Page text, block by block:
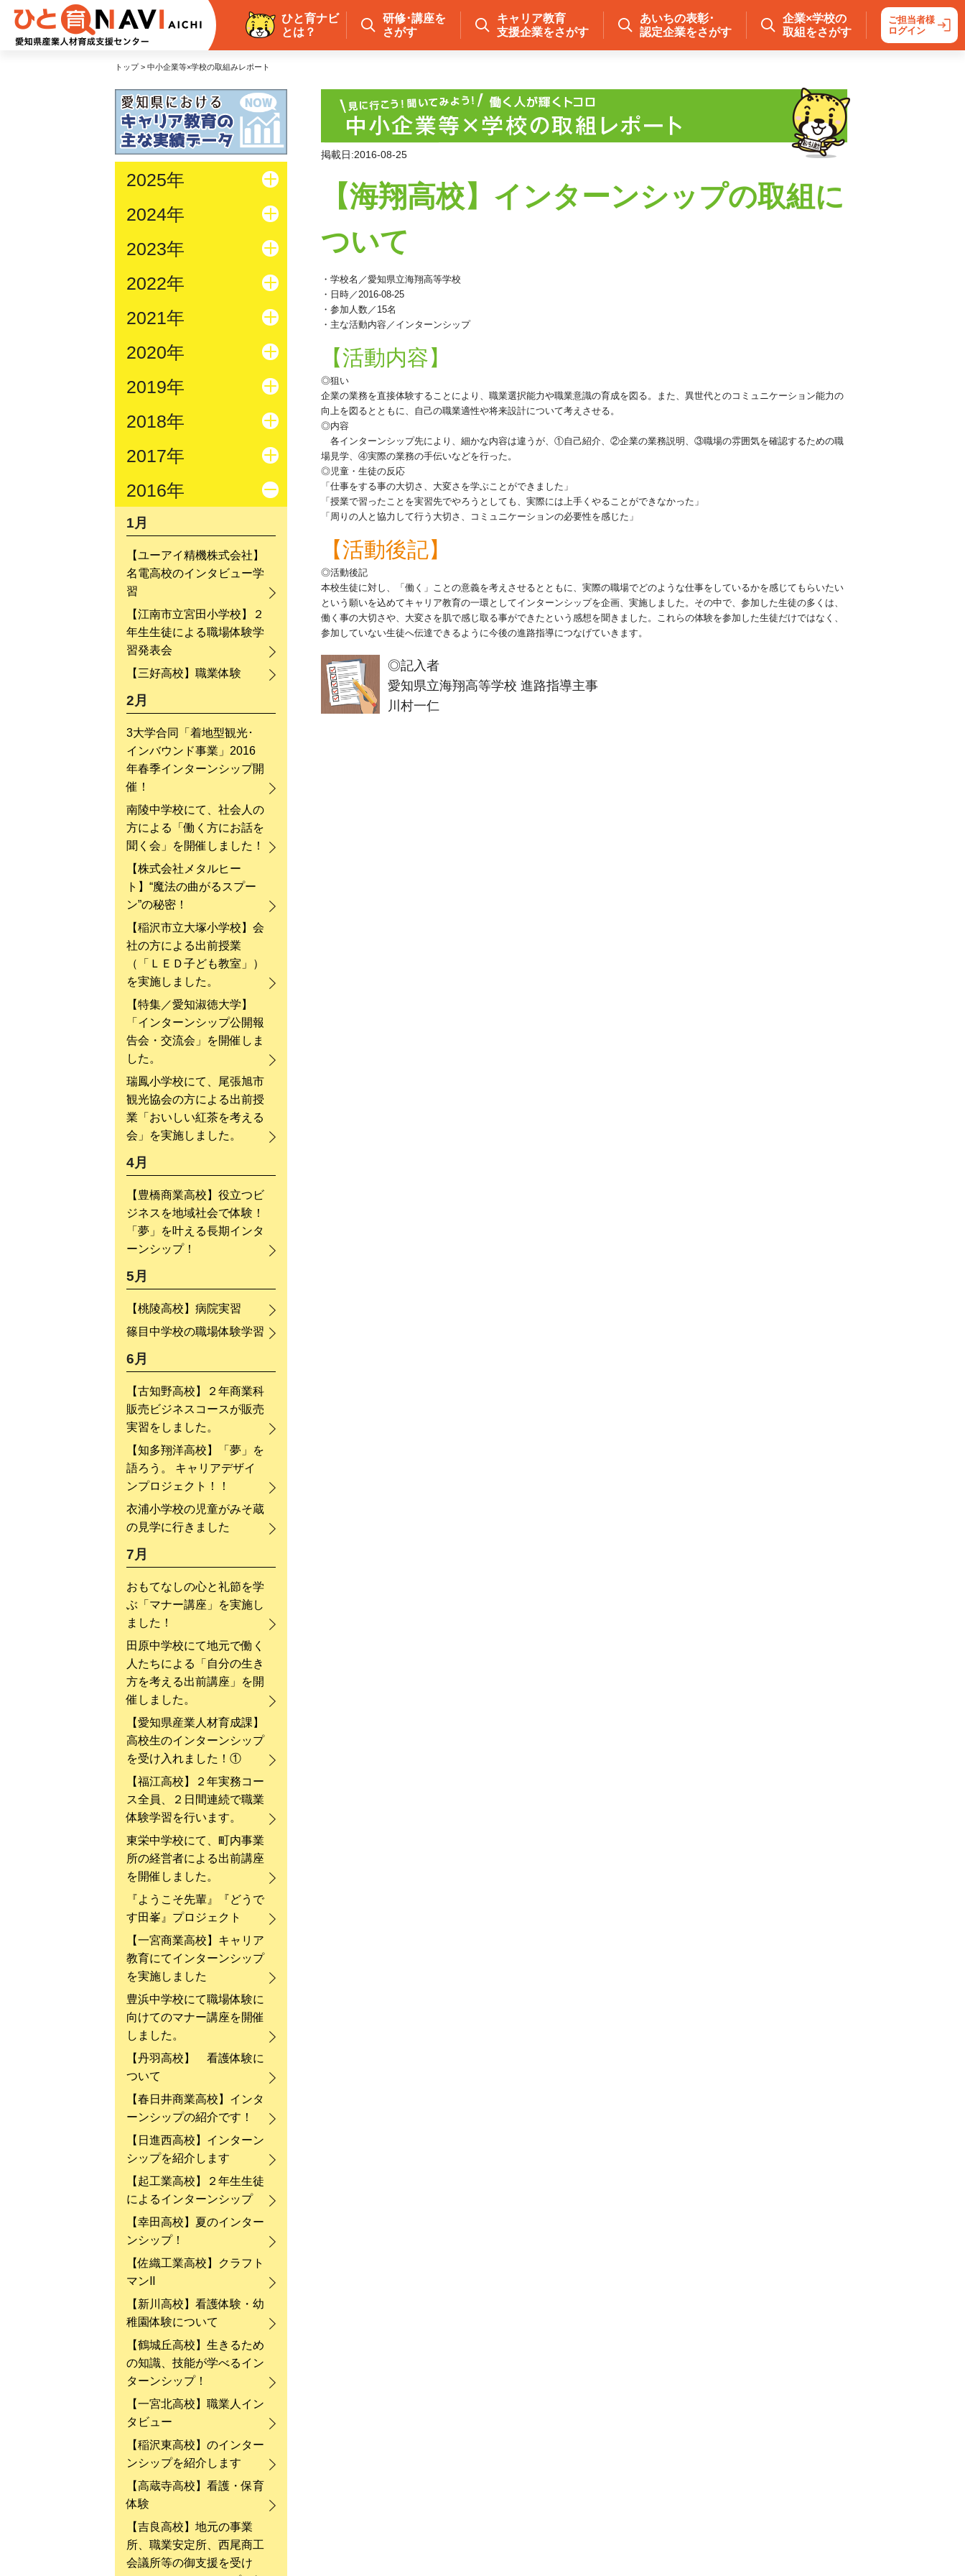
ひと育ナビ
とは？
研修･講座を
さがす
キャリア教育
支援企業をさがす
あいちの表彰･
認定企業をさがす
企業×学校の
取組をさがす
ご担当者様
ログイン
トップ > 中小企業等×学校の取組みレポート
2025年
2024年
2023年
2022年
2021年
2020年
2019年
2018年
2017年
2016年
1月
【ユーアイ精機株式会社】
名電高校のインタビュー学
習
【江南市立宮田小学校】２
年生生徒による職場体験学
習発表会
【三好高校】職業体験
2月
3大学合同「着地型観光･
インバウンド事業」2016
年春季インターンシップ開
催！
南陵中学校にて、社会人の
方による「働く方にお話を
聞く会」を開催しました！
【株式会社メタルヒー
ト】“魔法の曲がるスプー
ン”の秘密！
【稲沢市立大塚小学校】会
社の方による出前授業
（「ＬＥＤ子ども教室」）
を実施しました。
【特集／愛知淑徳大学】
「インターンシップ公開報
告会・交流会」を開催しま
した。
瑞鳳小学校にて、尾張旭市
観光協会の方による出前授
業「おいしい紅茶を考える
会」を実施しました。
4月
【豊橋商業高校】役立つビ
ジネスを地域社会で体験！
「夢」を叶える長期インタ
ーンシップ！
5月
【桃陵高校】病院実習
篠目中学校の職場体験学習
6月
【古知野高校】２年商業科
販売ビジネスコースが販売
実習をしました。
【知多翔洋高校】「夢」を
語ろう。 キャリアデザイ
ンプロジェクト！！
衣浦小学校の児童がみそ蔵
の見学に行きました
7月
おもてなしの心と礼節を学
ぶ「マナー講座」を実施し
ました！
田原中学校にて地元で働く
人たちによる「自分の生き
方を考える出前講座」を開
催しました。
【愛知県産業人材育成課】
高校生のインターンシップ
を受け入れました！①
【福江高校】２年実務コー
ス全員、２日間連続で職業
体験学習を行います。
東栄中学校にて、町内事業
所の経営者による出前講座
を開催しました。
『ようこそ先輩』『どうで
す田峯』プロジェクト
【一宮商業高校】キャリア
教育にてインターンシップ
を実施しました
豊浜中学校にて職場体験に
向けてのマナー講座を開催
しました。
【丹羽高校】 看護体験に
ついて
【春日井商業高校】インタ
ーンシップの紹介です！
【日進西高校】インターン
シップを紹介します
【起工業高校】２年生生徒
によるインターンシップ
【幸田高校】夏のインター
ンシップ！
【佐織工業高校】クラフト
マンⅡ
【新川高校】看護体験・幼
稚園体験について
【鶴城丘高校】生きるため
の知識、技能が学べるイン
ターンシップ！
【一宮北高校】職業人イン
タビュー
【稲沢東高校】のインター
ンシップを紹介します
【高蔵寺高校】看護・保育
体験
【吉良高校】地元の事業
所、職業安定所、西尾商工
会議所等の御支援を受け
掲載日:2016-08-25
【海翔高校】インターンシップの取組に
ついて
・学校名／愛知県立海翔高等学校
・日時／2016-08-25
・参加人数／15名
・主な活動内容／インターンシップ
【活動内容】
◎狙い
企業の業務を直接体験することにより、職業選択能力や職業意識の育成を図る。また、異世代とのコミュニケーション能力の
向上を図るとともに、自己の職業適性や将来設計について考えさせる。
◎内容
各インターンシップ先により、細かな内容は違うが、①自己紹介、②企業の業務説明、③職場の雰囲気を確認するための職
場見学、④実際の業務の手伝いなどを行った。
◎児童・生徒の反応
「仕事をする事の大切さ、大変さを学ぶことができました」
「授業で習ったことを実習先でやろうとしても、実際には上手くやることができなかった」
「周りの人と協力して行う大切さ、コミュニケーションの必要性を感じた」
【活動後記】
◎活動後記
本校生徒に対し、「働く」ことの意義を考えさせるとともに、実際の職場でどのような仕事をしているかを感じてもらいたい
という願いを込めてキャリア教育の一環としてインターンシップを企画、実施しました。その中で、参加した生徒の多くは、
働く事の大切さや、大変さを肌で感じ取る事ができたという感想を聞きました。これらの体験を参加した生徒だけではなく、
参加していない生徒へ伝達できるように今後の進路指導につなげていきます。
◎記入者
愛知県立海翔高等学校 進路指導主事
川村一仁